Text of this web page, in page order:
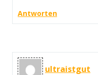
Antworten
ultraistgut